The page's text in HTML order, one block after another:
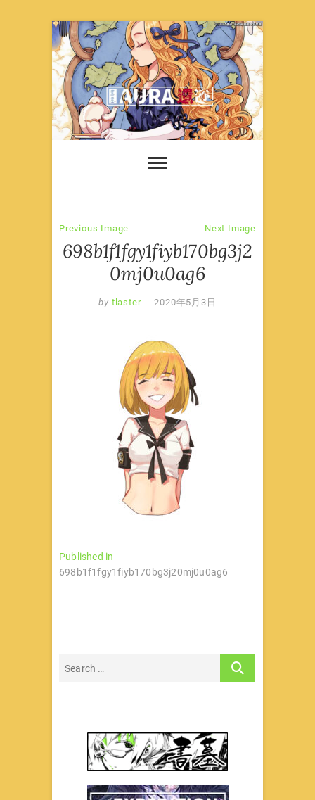
Skip
to
content
Previous Image Next Image
698b1f1fgy1fiyb170bg3j2
0mj0u0ag6
by tlaster 2020年5月3日
文
章
Published in
698b1f1fgy1fiyb170bg3j20mj0u0ag6